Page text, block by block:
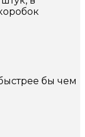
бы чем